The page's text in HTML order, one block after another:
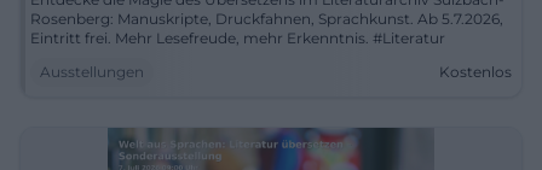
Rosenberg: Manuskripte, Druckfahnen, Sprachkunst. Ab 5.7.2026,
Eintritt frei. Mehr Lesefreude, mehr Erkenntnis. #Literatur
Ausstellungen
Kostenlos